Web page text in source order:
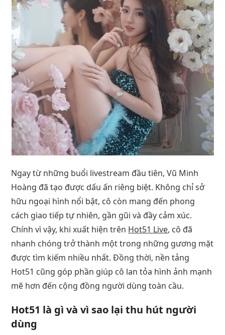
Ngay từ những buổi livestream đầu tiên, Vũ Minh
Hoàng đã tạo được dấu ấn riêng biệt. Không chỉ sở
hữu ngoại hình nổi bật, cô còn mang đến phong
cách giao tiếp tự nhiên, gần gũi và đầy cảm xúc.
Chính vì vậy, khi xuất hiện trên Hot51 Live, cô đã
nhanh chóng trở thành một trong những gương mặt
được tìm kiếm nhiều nhất. Đồng thời, nền tảng
Hot51 cũng góp phần giúp cô lan tỏa hình ảnh mạnh
mẽ hơn đến cộng đồng người dùng toàn cầu.
Hot51 là gì và vì sao lại thu hút người
dùng